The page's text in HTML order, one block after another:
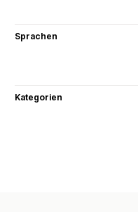
Sprachen
Kategorien